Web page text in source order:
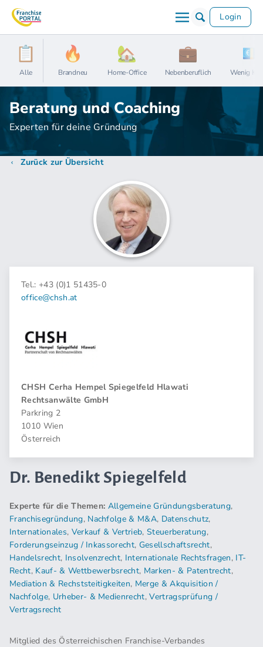
Login
Alle Brandneu Home-Office Nebenberuflich Wenig
Beratung und Coaching
Experten für deine Gründung
Zurück zur Übersicht
Tel.: +43 (0)1 51435-0
office@chsh.at
CHSH Cerha Hempel Spiegelfeld Hlawati
Rechtsanwälte GmbH
Parkring 2
1010 Wien
Österreich
Dr. Benedikt Spiegelfeld
Experte für die Themen: Allgemeine Gründungsberatung,
Franchisegründung, Nachfolge & M&A, Datenschutz,
Internationales, Verkauf & Vertrieb,Steuerberatung,
Forderungseinzug / Inkassorecht, Gesellschaftsrecht,
Handelsrecht, Insolvenzrecht, Internationale Rechtsfragen, IT-
Recht, Kauf- & Wettbewerbsrecht, Marken- & Patentrecht,
Mediation & Rechststeitigkeiten, Merge & Akquisition /
Nachfolge, Urheber- & Medienrecht,Vertragsprüfung /
Vertragsrecht
Mitglied des Österreichischen Franchise-Verbandes